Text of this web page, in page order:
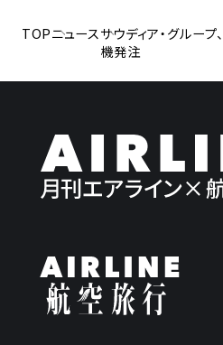
TOPニュースサウディア・グルー
機発注